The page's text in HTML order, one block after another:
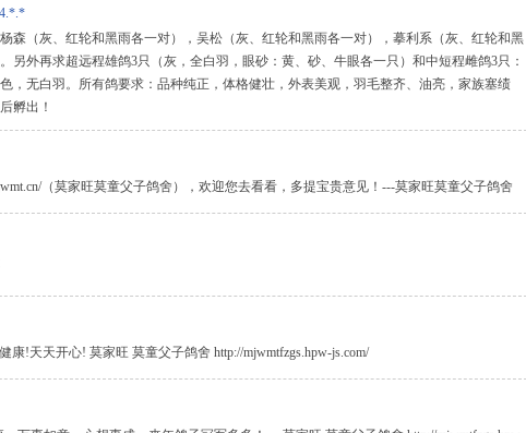
森（灰、红轮和黑雨各一对），吴松（灰、红轮和黑雨各一对），摹利系（灰、红轮和黑
另外再求超远程雄鸽3只（灰，全白羽，眼砂：黄、砂、牛眼各一只）和中短程雌鸽3只：
，无白羽。所有鸽要求：品种纯正，体格健壮，外表美观，羽毛整齐、油亮，家族塞绩
孵出！
（莫家旺莫童父子鸽舍），欢迎您去看看，多提宝贵意见！---莫家旺莫童父子鸽舍
!天天开心! 莫家旺 莫童父子鸽舍 http://mjwmtfzgs.hpw-js.com/